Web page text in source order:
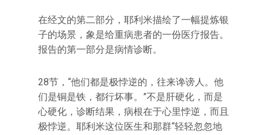
在经文的第二部分，耶利米描绘了一幅提炼银
子的场景，象是给重病患者的一份医疗报告。
报告的第一部分是病情诊断。
28节，“他们都是极悖逆的，往来谗谤人。他
们是铜是铁，都行坏事。”不是肝硬化，而是
心硬化，诊断结果，病根在于心里悖逆，而且
极悖逆。耶利米这位医生和那群“轻轻忽忽地